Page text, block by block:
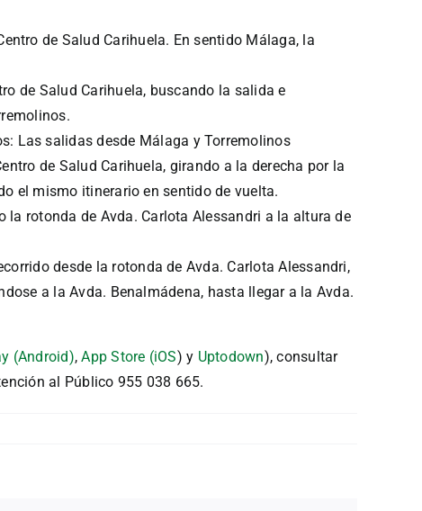
de Salud Carihuela. En sentido Málaga, la
de Salud Carihuela, buscando la salida e
Las salidas desde Málaga y Torremolinos
de Salud Carihuela, girando a la derecha por la
el mismo itinerario en sentido de vuelta.
rotonda de Avda. Carlota Alessandri a la altura de
desde la rotonda de Avda. Carlota Alessandri,
a la Avda. Benalmádena, hasta llegar a la Avda.
(Android),App Store (iOS) y Uptodown), consultar
al Público 955 038 665.